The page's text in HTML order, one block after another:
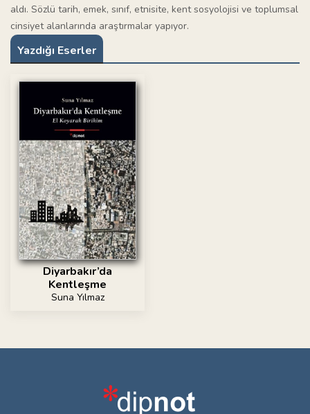
aldı. Sözlü tarih, emek, sınıf, etnisite, kent sosyolojisi ve toplumsal
cinsiyet alanlarında araştırmalar yapıyor.
Yazdığı Eserler
Diyarbakır’da
Kentleşme
Suna Yılmaz